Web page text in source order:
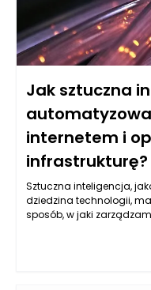
osiągać lepsze wyniki
skutkach ubocznych.
Jak sztuczna
internetem i
infrastrukturę?
Sztuczna inteligencja,
dziedzina technologii,
sposób, w jaki